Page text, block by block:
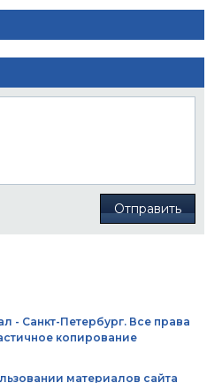
Отправить
- Санкт-Петербург. Все права
копирование
материалов сайта